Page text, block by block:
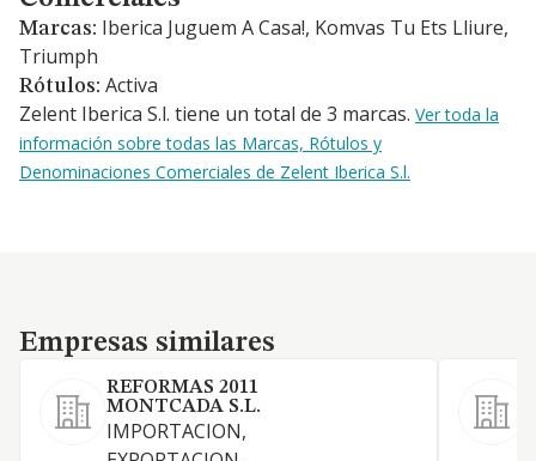
Marcas: Iberica Juguem A Casa!, Komvas Tu Ets Lliure,
Triumph
Rótulos: Activa
Zelent Iberica S.l. tiene un total de 3 marcas. Ver toda la
información sobre todas las Marcas, Rótulos y
Denominaciones Comerciales de Zelent Iberica S.l.
Empresas similares
Empresas similares
REFORMAS 2011
MONTCADA S.L.
IMPORTACION,